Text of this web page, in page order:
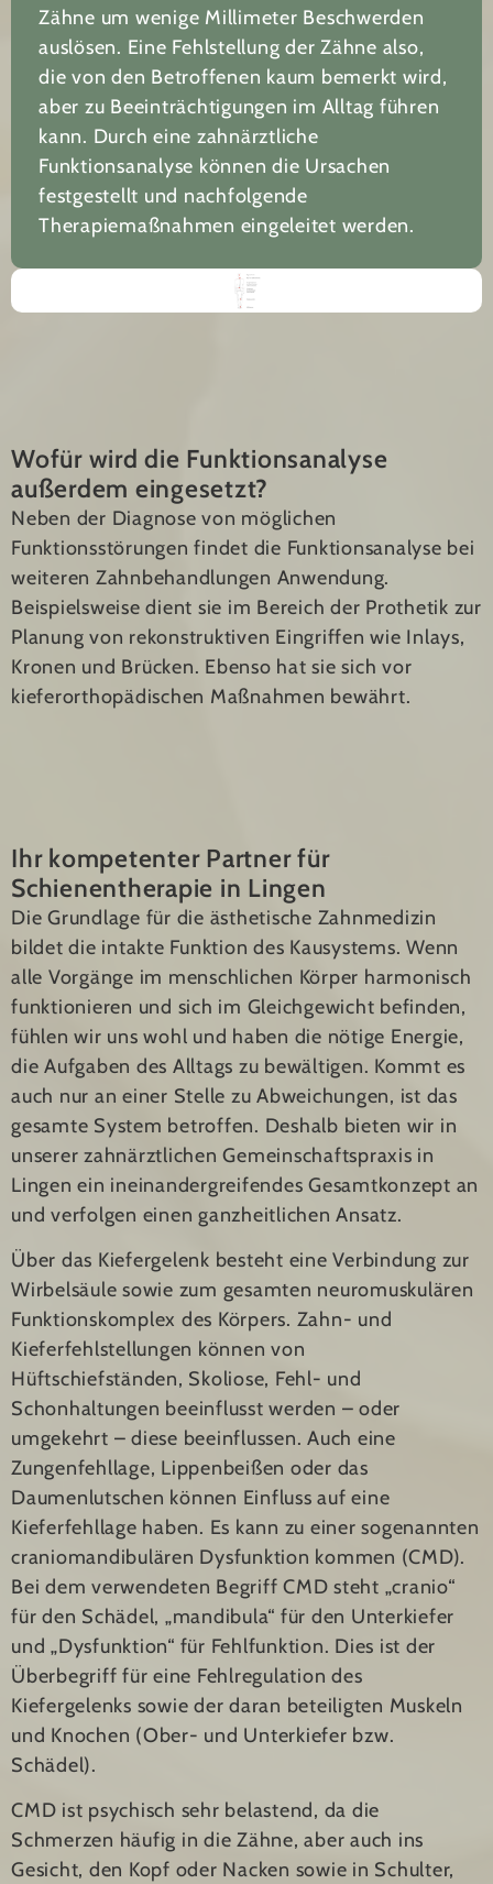
Zähne um wenige Millimeter Beschwerden
auslösen. Eine Fehlstellung der Zähne also,
die von den Betroffenen kaum bemerkt wird,
aber zu Beeinträchtigungen im Alltag führen
kann. Durch eine zahnärztliche
Funktionsanalyse können die Ursachen
festgestellt und nachfolgende
Therapiemaßnahmen eingeleitet werden.
Wofür wird die Funktionsanalyse
außerdem eingesetzt?
Neben der Diagnose von möglichen
Funktionsstörungen findet die Funktionsanalyse bei
weiteren Zahnbehandlungen Anwendung.
Beispielsweise dient sie im Bereich der Prothetik zur
Planung von rekonstruktiven Eingriffen wie Inlays,
Kronen und Brücken. Ebenso hat sie sich vor
kieferorthopädischen Maßnahmen bewährt.
Ihr kompetenter Partner für
Schienentherapie in Lingen
Die Grundlage für die ästhetische Zahnmedizin
bildet die intakte Funktion des Kausystems. Wenn
alle Vorgänge im menschlichen Körper harmonisch
funktionieren und sich im Gleichgewicht befinden,
fühlen wir uns wohl und haben die nötige Energie,
die Aufgaben des Alltags zu bewältigen. Kommt es
auch nur an einer Stelle zu Abweichungen, ist das
gesamte System betroffen. Deshalb bieten wir in
unserer zahnärztlichen Gemeinschaftspraxis in
Lingen ein ineinandergreifendes Gesamtkonzept an
und verfolgen einen ganzheitlichen Ansatz.
Über das Kiefergelenk besteht eine Verbindung zur
Wirbelsäule sowie zum gesamten neuromuskulären
Funktionskomplex des Körpers. Zahn- und
Kieferfehlstellungen können von
Hüftschiefständen, Skoliose, Fehl- und
Schonhaltungen beeinflusst werden – oder
umgekehrt – diese beeinflussen. Auch eine
Zungenfehllage, Lippenbeißen oder das
Daumenlutschen können Einfluss auf eine
Kieferfehllage haben. Es kann zu einer sogenannten
craniomandibulären Dysfunktion kommen (CMD).
Bei dem verwendeten Begriff CMD steht „cranio“
für den Schädel, „mandibula“ für den Unterkiefer
und „Dysfunktion“ für Fehlfunktion. Dies ist der
Überbegriff für eine Fehlregulation des
Kiefergelenks sowie der daran beteiligten Muskeln
und Knochen (Ober- und Unterkiefer bzw.
Schädel).
CMD ist psychisch sehr belastend, da die
Schmerzen häufig in die Zähne, aber auch ins
Gesicht, den Kopf oder Nacken sowie in Schulter,